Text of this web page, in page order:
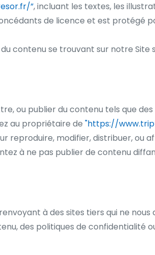
”, incluant les textes, les
de licence et est protégé
contenu se trouvant sur notre
ou publier du contenu tels que
au propriétaire de "https://
reproduire, modifier, distribuer, ou
à ne pas publier de contenu
à des sites tiers qui ne
des politiques de confidentialité